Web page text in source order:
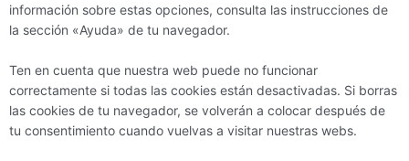
información sobre estas opciones, consulta las instrucciones de
la sección «Ayuda» de tu navegador.
Ten en cuenta que nuestra web puede no funcionar
correctamente si todas las cookies están desactivadas. Si borras
las cookies de tu navegador, se volverán a colocar después de
tu consentimiento cuando vuelvas a visitar nuestras webs.